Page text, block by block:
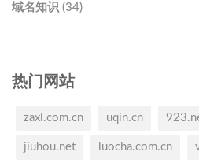
域名知识 (34)
热门网站
zaxl.com.cn uqin.cn
jiuhou.net luocha.com.cn